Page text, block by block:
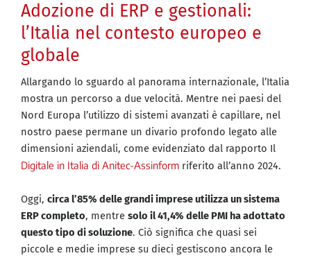
Adozione di ERP e gestionali:
l’Italia nel contesto europeo e
globale
Allargando lo sguardo al panorama internazionale, l’Italia
mostra un percorso a due velocità. Mentre nei paesi del
Nord Europa l’utilizzo di sistemi avanzati è capillare, nel
nostro paese permane un divario profondo legato alle
dimensioni aziendali, come evidenziato dal rapporto Il
Digitale in Italia di Anitec-Assinform riferito all’anno 2024.
Oggi, circa l’85% delle grandi imprese utilizza un sistema
ERP completo, mentre solo il 41,4% delle PMI ha adottato
questo tipo di soluzione. Ciò significa che quasi sei
piccole e medie imprese su dieci gestiscono ancora le